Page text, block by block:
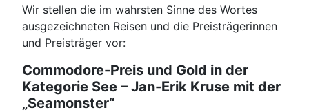
Wir stellen die im wahrsten Sinne des Wortes
ausgezeichneten Reisen und die Preisträgerinnen
und Preisträger vor:
Commodore-Preis und Gold in der
Kategorie See – Jan-Erik Kruse mit der
„Seamonster“